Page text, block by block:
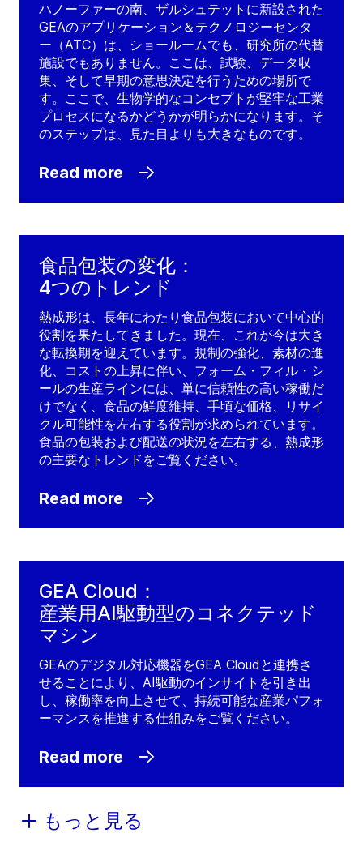
ハノーファーの南、ザルシュテットに新設された
GEAのアプリケーション＆テクノロジーセンタ
ー（ATC）は、ショールームでも、研究所の代替
施設でもありません。ここは、試験、データ収
集、そして早期の意思決定を行うための場所で
す。ここで、生物学的なコンセプトが堅牢な工業
プロセスになるかどうかが明らかになります。そ
のステップは、見た目よりも大きなものです。
Read more
食品包装の変化：
4つのトレンド
熱成形は、長年にわたり食品包装において中心的
役割を果たしてきました。現在、これが今は大き
な転換期を迎えています。規制の強化、素材の進
化、コストの上昇に伴い、フォーム・フィル・シ
ールの生産ラインには、単に信頼性の高い稼働だ
けでなく、食品の鮮度維持、手頃な価格、リサイ
クル可能性を左右する役割が求められています。
食品の包装および配送の状況を左右する、熱成形
の主要なトレンドをご覧ください。
Read more
GEA Cloud：
産業用AI駆動型のコネクテッド
マシン
GEAのデジタル対応機器をGEA Cloudと連携さ
せることにより、AI駆動のインサイトを引き出
し、稼働率を向上させて、持続可能な産業パフォ
ーマンスを推進する仕組みをご覧ください。
Read more
もっと見る